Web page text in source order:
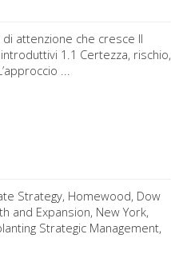
attenzione che cresce Il
1.1 Certezza, rischio,
...
Strategy, Homewood, Dow
and Expansion, New York,
Strategic Management,